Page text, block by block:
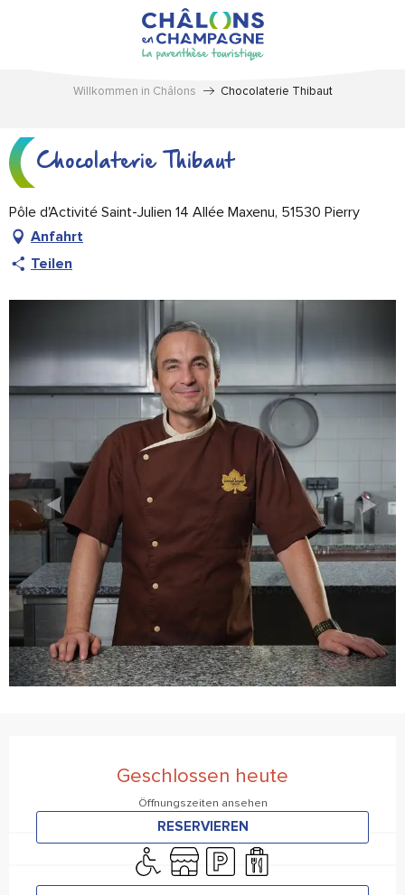
Willkommen in Châlons Chocolaterie Thibaut
Chocolaterie Thibaut
Pôle d'Activité Saint-Julien 14 Allée Maxenu, 51530 Pierry
Anfahrt
Teilen
Geschlossen heute
Öffnungszeiten ansehen
RESERVIEREN
Zugang für Behinderte
Shop ParkplatzVerkauf zum Mitnehmen